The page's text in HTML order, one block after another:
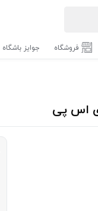
فروشگاه جوایز باشگاه